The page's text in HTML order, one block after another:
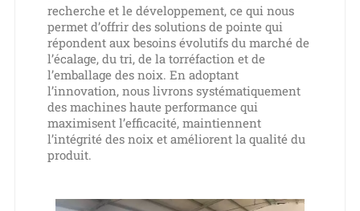
recherche et le développement, ce qui nous
permet d’offrir des solutions de pointe qui
répondent aux besoins évolutifs du marché de
l’écalage, du tri, de la torréfaction et de
l’emballage des noix. En adoptant
l’innovation, nous livrons systématiquement
des machines haute performance qui
maximisent l’efficacité, maintiennent
l’intégrité des noix et améliorent la qualité du
produit.